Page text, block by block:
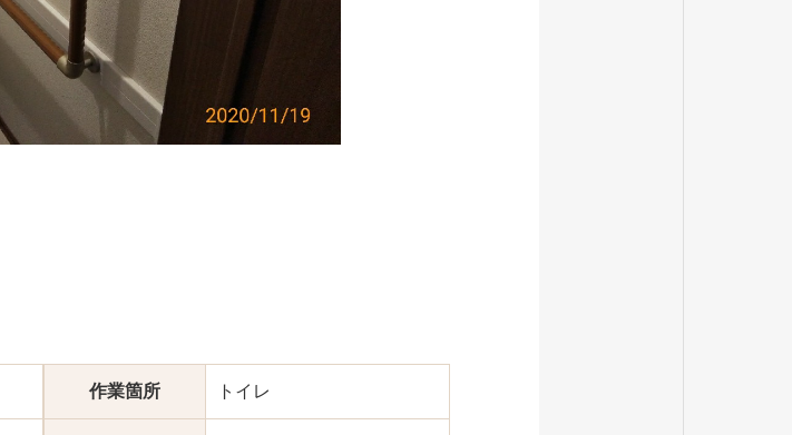
作業箇所 トイレ